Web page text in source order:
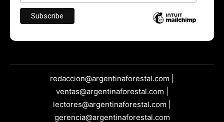
redaccion@argentinaforestal.com |
ventas@argentinaforestal.com |
lectores@argentinaforestal.com |
gerencia@argentinaforestal.com